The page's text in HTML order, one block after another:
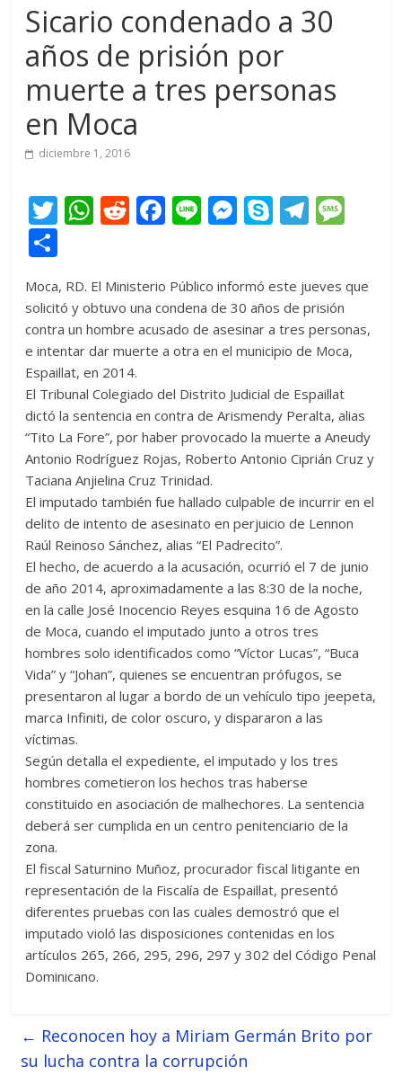
Sicario condenado a 30
años de prisión por
muerte a tres personas
en Moca
diciembre 1, 2016
T
w
er
W
h
s
A
p
p
R
e
di
t
F
ac
b
o
o
k
Li
n
M
e
e
n
g
er
S
k
p
e
T
el
gr
a
m
a
g
e
m
p
ar
ti
r
Moca, RD. El Ministerio Público informó este jueves que
solicitó y obtuvo una condena de 30 años de prisión
contra un hombre acusado de asesinar a tres personas,
e intentar dar muerte a otra en el municipio de Moca,
Espaillat, en 2014.
El Tribunal Colegiado del Distrito Judicial de Espaillat
dictó la sentencia en contra de Arismendy Peralta, alias
“Tito La Fore”, por haber provocado la muerte a Aneudy
Antonio Rodríguez Rojas, Roberto Antonio Ciprián Cruz y
Taciana Anjielina Cruz Trinidad.
El imputado también fue hallado culpable de incurrir en el
delito de intento de asesinato en perjuicio de Lennon
Raúl Reinoso Sánchez, alias “El Padrecito”.
El hecho, de acuerdo a la acusación, ocurrió el 7 de junio
de año 2014, aproximadamente a las 8:30 de la noche,
en la calle José Inocencio Reyes esquina 16 de Agosto
de Moca, cuando el imputado junto a otros tres
hombres solo identificados como “Víctor Lucas”, “Buca
Vida” y “Johan”, quienes se encuentran prófugos, se
presentaron al lugar a bordo de un vehículo tipo jeepeta,
marca Infiniti, de color oscuro, y dispararon a las
víctimas.
Según detalla el expediente, el imputado y los tres
hombres cometieron los hechos tras haberse
constituido en asociación de malhechores. La sentencia
deberá ser cumplida en un centro penitenciario de la
zona.
El fiscal Saturnino Muñoz, procurador fiscal litigante en
representación de la Fiscalía de Espaillat, presentó
diferentes pruebas con las cuales demostró que el
imputado violó las disposiciones contenidas en los
artículos 265, 266, 295, 296, 297 y 302 del Código Penal
Dominicano.
← Reconocen hoy a Miriam Germán Brito por
su lucha contra la corrupción